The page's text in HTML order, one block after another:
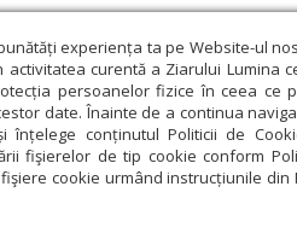
experiența ta pe Website-ul
curentă a Ziarului Lumina
persoanelor fizice în ceea ce
date. Înainte de a continua
conținutul Politicii de
fişierelor de tip cookie conform
cookie urmând instrucțiunile din
Documentar In
Societate Opinii